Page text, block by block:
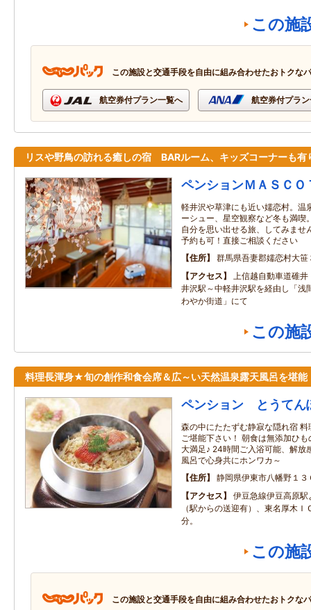
この施
この施設と交通手段を自由に組み合わせたおトクな
航空券付プラン一覧へ 航空券付プラ
リスや野鳥の訪れる癒しの宿 BARルーム、キッズコーナーも有
ペンションＭＡＳＣＯ
軽井沢や草津にも近い嬬恋村。温
ーシュー、星空観察など冬も満
自分を思い出せる旅、してみま
予約も可！直接ご相談ください
住所
群馬県吾妻郡嬬恋村大
アクセス
上信越自動車道碓
井沢駅～中軽井沢駅を経由し「浅
わやか街道」にて
この施
料理長渾身★旬の創作和食会席＆広～い天然温泉露天風呂を堪能
ペンション とうてん
森の中にたたずむ静寂な隠れ宿
ご堪能下さい！ 朝食は無添加ひ
大満足♪ 24時間ご入浴可能、解放
風呂で心身共にホンワカ～
住所
静岡県伊東市八幡野１３
アクセス
伊豆急線伊豆高原
（駅からの送迎有）、東名厚木Ｉ
分。
この施
この施設と交通手段を自由に組み合わせたおトクな